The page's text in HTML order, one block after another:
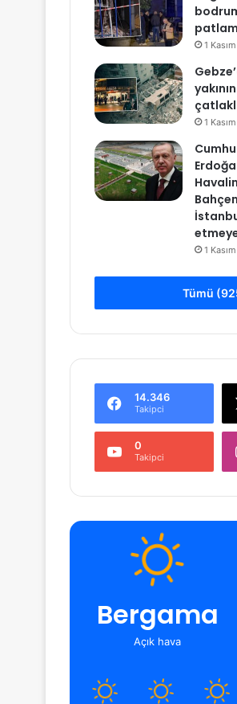
1
1
1
Tümü
14.346
Takipci
0
Takipci
Bergama
Açık hava